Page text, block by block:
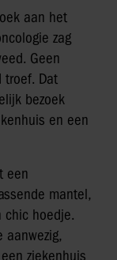
aan het
zag
Geen
troef. Dat
bezoek
en een
een
mantel,
chic hoedje.
aanwezig,
ziekenhuis